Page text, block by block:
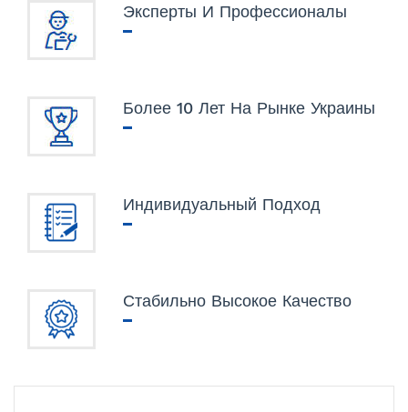
Эксперты И Профессионалы
Более 10 Лет На Рынке Украины
Индивидуальный Подход
Стабильно Высокое Качество